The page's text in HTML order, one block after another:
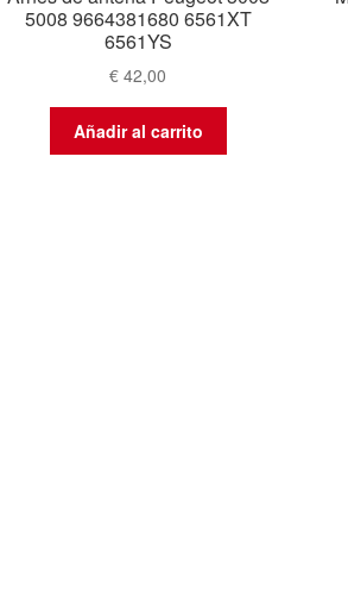
5008 9664381680 6561XT
6561YS
€ 42,00
Añadir al carrito